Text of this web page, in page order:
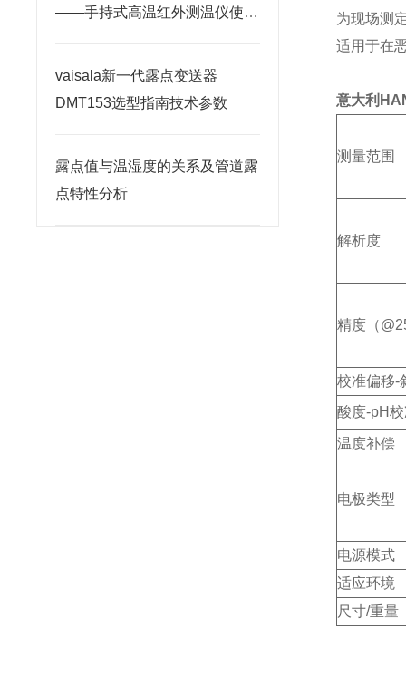
——手持式高温红外测温仪使用
vaisala新一代露点变送器
DMT153选型指南技术参数
露点值与温湿度的关系及管道露
点特性分析
为现场测
适用于在
意大利
测量范围
解析度
精度（
校准偏移-
酸度-pH
温度补偿
电极类型
电源模式
适应环境
尺寸/重量